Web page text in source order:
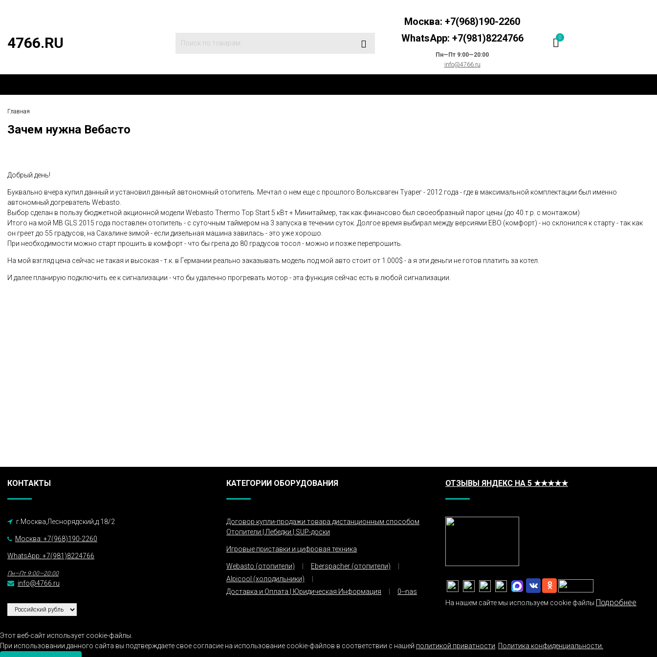
4766.RU
Москва: +7(968)190-2260
WhatsApp: +7(981)8224766
Пн—Пт 9:00—20:00
info@4766.ru
0
Главная
Зачем нужна Вебасто
Добрый день!
Буквально вчера купил данный и установил данный автономный отопитель. Мечтал о нем еще с прошлого Вольксваген Туарег - 2012 года - где в максимальной комплектации был именно
автономный догреватель Webasto.
Выбор сделан в пользу бюджетной акционной модели Webasto Thermo Top Start 5 кВт + Минитаймер , так как финансово был своеобразный парог цены (до 40.т.р. с монтажом)
Итого на мой MB GLS 2015 года поставлен отопитель - с суточным таймером на 3 запуска в течении суток. Долгое время выбирал между версиями ЕВО (комфорт) - но склонился к старту - так как
он греет до 55 градусов, на Сахалине зимой - если дизельная машина завилась - это уже хорошо.
При необходимости можно старт прошить в комфорт - что бы грела до 80 градусов тосол - можно и позже перепрошить.
На мой взгляд цена сейчас не такая и высокая - т.к. в Германии реально заказывать модель под мой авто стоит от 1.000$ - а я эти деньги не готов платить за котел.
И далее планирую подключить ее к сигнализации - что бы удаленно прогревать мотор - эта функция сейчас есть в любой сигнализации.
КОНТАКТЫ
г.Москва,Леснорядский,д.18/2
Москва: +7(968)190-2260
WhatsApp: +7(981)8224766
Пн—Пт 9:00—20:00
info@4766.ru
КАТЕГОРИИ ОБОРУДОВАНИЯ
Договор купли-продажи товара дистанционным способом
Отопители | Лебедки | SUP-доски
Игровые приставки и цифровая техника
Webasto (отопители)
Eberspacher (отопители)
Alpicool (холодильники)
Доставка и Оплата | Юридическая Информация
0--nas
ОТЗЫВЫ ЯНДЕКС НА 5 ★★★★★
На нашем сайте мы используем cookie файлы Подробнее
Этот веб-сайт использует cookie-файлы.
При использовании данного сайта вы подтверждаете свое согласие на использование cookie-файлов в соответствии с нашей политикой приватности Политика конфиденциальности.